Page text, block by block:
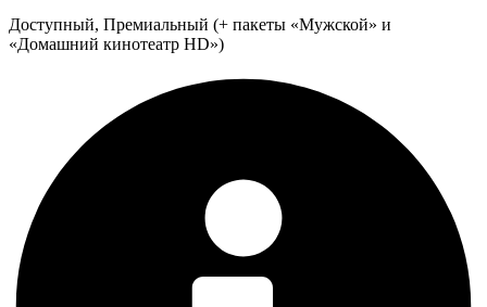
Доступный, Премиальный (+ пакеты «Мужской» и
«Домашний кинотеатр HD»)